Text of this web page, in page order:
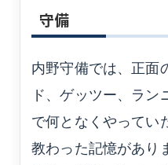
守備
内野守備では、正面
ド、ゲッツー、ラン
で何となくやってい
教わった記憶があり